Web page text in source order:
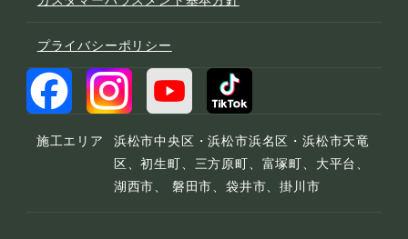
プライバシーポリシー
施工エリア
浜松市中央区・浜松市浜名区・浜松市天竜
区、初生町、三方原町、富塚町、大平台、
湖西市、 磐田市、袋井市、掛川市